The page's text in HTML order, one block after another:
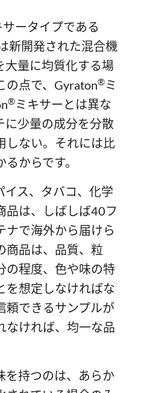
ータイプである
新開発された混合機
大量に均質化する場
の点で、Gyraton®ミ
®ミキサーとは異な
に少量の成分を分散
しない。それには比
からです。
イス、タバコ、化学
品は、しばしば40フ
ナで海外から届けら
商品は、品質、粒
の程度、色や味の特
を想定しなければな
頼できるサンプルが
なければ、均一な品
を持つのは、あらか